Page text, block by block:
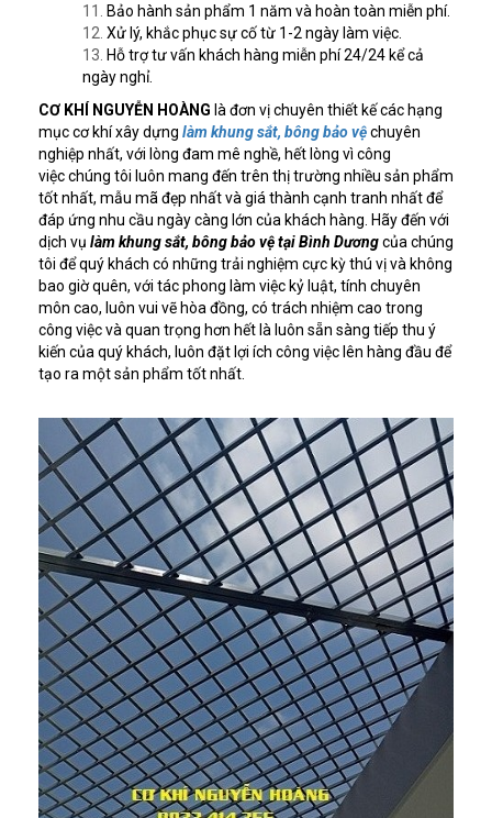
Bảo hành sản phẩm 1 năm và hoàn toàn miễn phí.
Xử lý, khắc phục sự cố từ 1-2 ngày làm việc.
Hỗ trợ tư vấn khách hàng miễn phí 24/24 kể cả
ngày nghỉ.
CƠ KHÍ NGUYỄN HOÀNG là đơn vị chuyên thiết kế các hạng
mục cơ khí xây dựng làm khung sắt, bông bảo vệchuyên
nghiệp nhất, với lòng đam mê nghề, hết lòng vì công
việc chúng tôi luôn mang đến trên thị trường nhiều sản phẩm
tốt nhất, mẫu mã đẹp nhất và giá thành cạnh tranh nhất để
đáp ứng nhu cầu ngày càng lớn của khách hàng. Hãy đến với
dịch vụ làm khung sắt, bông bảo vệ tại Bình Dươngcủa chúng
tôi để quý khách có những trải nghiệm cực kỳ thú vị và không
bao giờ quên, với tác phong làm việc kỷ luật, tính chuyên
môn cao, luôn vui vẽ hòa đồng, có trách nhiệm cao trong
công việc và quan trọng hơn hết là luôn sẵn sàng tiếp thu ý
kiến của quý khách, luôn đặt lợi ích công việc lên hàng đầu để
tạo ra một sản phẩm tốt nhất.